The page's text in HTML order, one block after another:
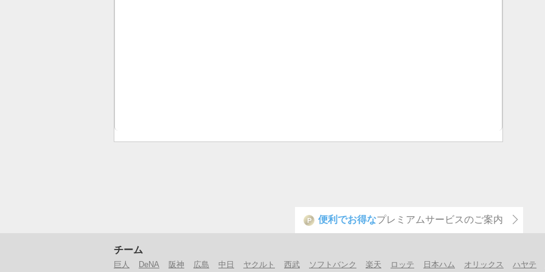
P 便利でお得なプレミアムサービスのご案内
チーム
巨人 DeNA 阪神 広島 中日 ヤクルト 西武 ソフトバンク 楽天 ロッテ 日本ハム オリックス ハヤテ